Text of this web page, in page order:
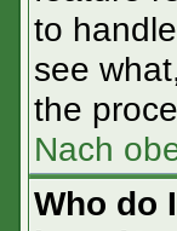
to
see
the
Nach
Who do